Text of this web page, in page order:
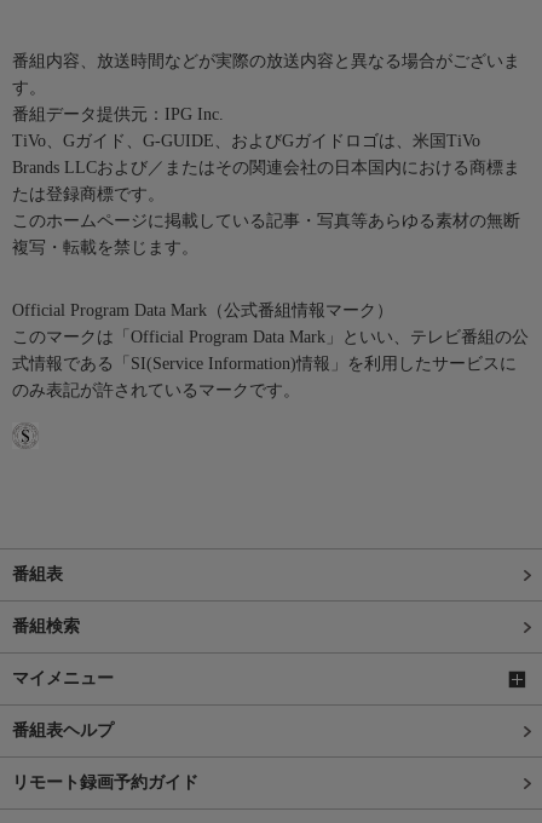
番組内容、放送時間などが実際の放送内容と異なる場合がございま
す。
番組データ提供元：IPG Inc.
TiVo、Gガイド、G-GUIDE、およびGガイドロゴは、米国TiVo
Brands LLCおよび／またはその関連会社の日本国内における商標ま
たは登録商標です。
このホームページに掲載している記事・写真等あらゆる素材の無断
複写・転載を禁じます。
Official Program Data Mark（公式番組情報マーク）
このマークは「Official Program Data Mark」といい、テレビ番組の公
式情報である「SI(Service Information)情報」を利用したサービスに
のみ表記が許されているマークです。
番組表
番組検索
マイメニュー
番組表ヘルプ
リモート録画予約ガイド